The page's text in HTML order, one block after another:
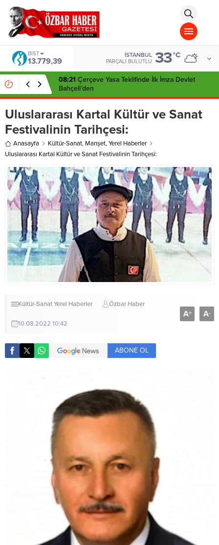
islami
chat
omegla
türk
sohbet
cinsel
sohbet
dini
chat
BIST
13.779,39
İSTANBUL
PARÇALI BULUTLU 33°C
08:21 Çerçeve Yasa Teklifinde İlk İmza Devlet
Bahçeli’den
Uluslararası Kartal Kültür ve Sanat
Festivalinin Tarihçesi:
Anasayfa Kültür-Sanat, Manşet,Yerel Haberler
Uluslararası Kartal Kültür ve Sanat Festivalinin Tarihçesi:
Kültür-SanatYerel Haberler Özbar Haber
10.08.2022 10:42
A+ A-
ABONE OL